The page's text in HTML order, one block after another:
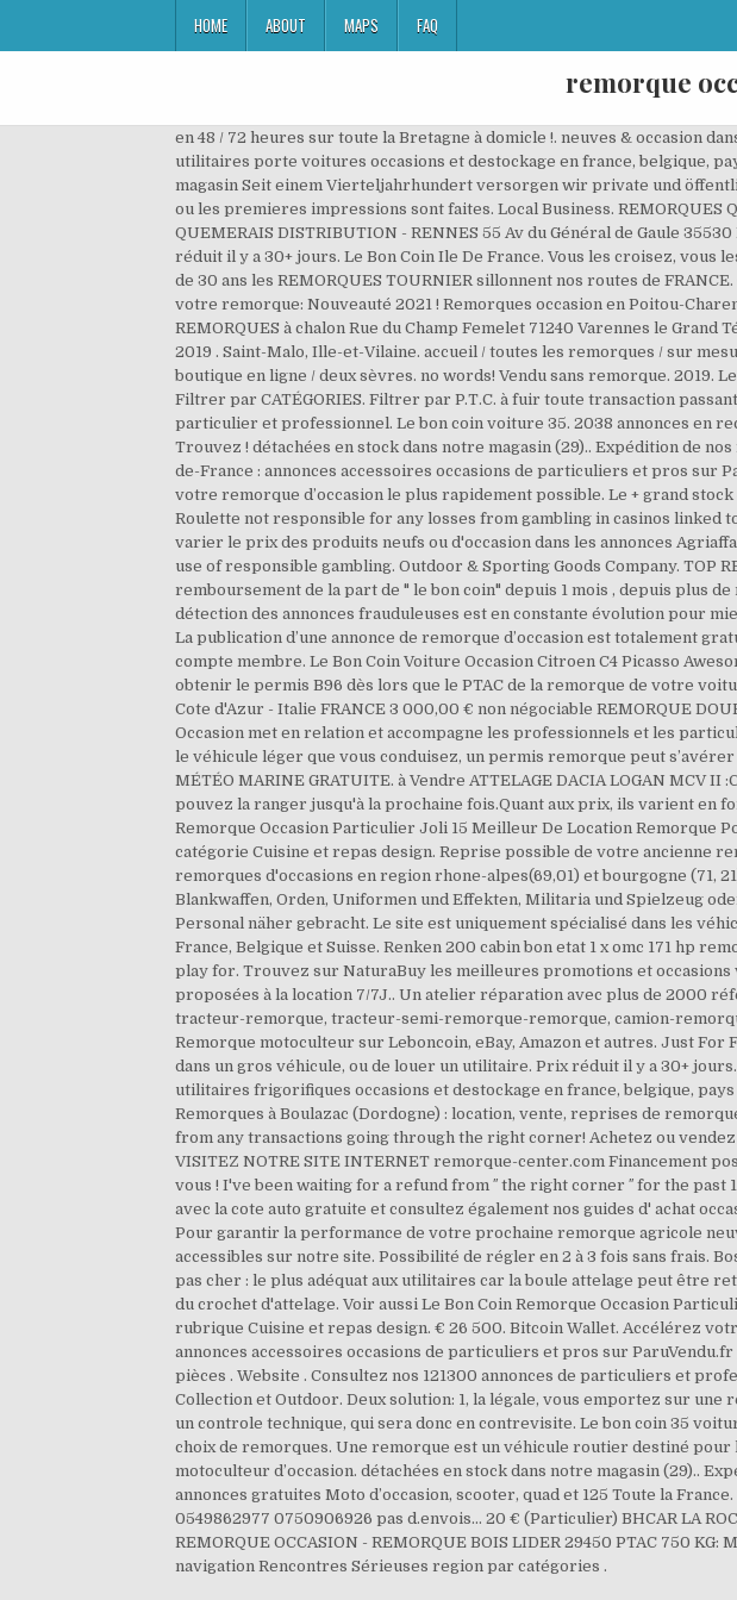
HOME ABOUT MAPS FAQ
remorque
en 48 / 72 heures sur toute la Bretagne à domicle !. neuves & occasion
utilitaires porte voitures occasions et destockage en france, belgique,
magasin Seit einem Vierteljahrhundert versorgen wir private und
ou les premieres impressions sont faites. Local Business. REMORQUES
QUEMERAIS DISTRIBUTION - RENNES 55 Av du Général de Gaule
réduit il y a 30+ jours. Le Bon Coin Ile De France. Vous les croisez,
de 30 ans les REMORQUES TOURNIER sillonnent nos routes de
votre remorque: Nouveauté 2021 ! Remorques occasion en Poitou-
REMORQUES à chalon Rue du Champ Femelet 71240 Varennes le
2019 . Saint-Malo, Ille-et-Vilaine. accueil / toutes les remorques / sur
boutique en ligne / deux sèvres. no words! Vendu sans remorque. 2019.
Filtrer par CATÉGORIES. Filtrer par P.T.C. à fuir toute transaction
particulier et professionnel. Le bon coin voiture 35. 2038 annonces en
Trouvez ! détachées en stock dans notre magasin (29).. Expédition de
de-France : annonces accessoires occasions de particuliers et pros sur
votre remorque d’occasion le plus rapidement possible. Le + grand stock
Roulette not responsible for any losses from gambling in casinos linked
varier le prix des produits neufs ou d'occasion dans les annonces
use of responsible gambling. Outdoor & Sporting Goods Company. TOP
remboursement de la part de " le bon coin" depuis 1 mois , depuis plus
détection des annonces frauduleuses est en constante évolution pour
La publication d’une annonce de remorque d’occasion est totalement
compte membre. Le Bon Coin Voiture Occasion Citroen C4 Picasso
obtenir le permis B96 dès lors que le PTAC de la remorque de votre
Cote d'Azur - Italie FRANCE 3 000,00 € non négociable REMORQUE
Occasion met en relation et accompagne les professionnels et les
le véhicule léger que vous conduisez, un permis remorque peut
MÉTÉO MARINE GRATUITE. à Vendre ATTELAGE DACIA LOGAN MCV
pouvez la ranger jusqu'à la prochaine fois.Quant aux prix, ils varient en
Remorque Occasion Particulier Joli 15 Meilleur De Location Remorque
catégorie Cuisine et repas design. Reprise possible de votre ancienne
remorques d'occasions en region rhone-alpes(69,01) et bourgogne (71,
Blankwaffen, Orden, Uniformen und Effekten, Militaria und Spielzeug
Personal näher gebracht. Le site est uniquement spécialisé dans les
France, Belgique et Suisse. Renken 200 cabin bon etat 1 x omc 171 hp
play for. Trouvez sur NaturaBuy les meilleures promotions et
proposées à la location 7/7J.. Un atelier réparation avec plus de 2000
tracteur-remorque, tracteur-semi-remorque-remorque, camion-
Remorque motoculteur sur Leboncoin, eBay, Amazon et autres. Just For
dans un gros véhicule, ou de louer un utilitaire. Prix réduit il y a 30+
utilitaires frigorifiques occasions et destockage en france, belgique,
Remorques à Boulazac (Dordogne) : location, vente, reprises de
from any transactions going through the right corner! Achetez ou
VISITEZ NOTRE SITE INTERNET remorque-center.com Financement
vous ! I've been waiting for a refund from ′′ the right corner ′′ for the
avec la cote auto gratuite et consultez également nos guides d' achat
Pour garantir la performance de votre prochaine remorque agricole
accessibles sur notre site. Possibilité de régler en 2 à 3 fois sans frais.
pas cher : le plus adéquat aux utilitaires car la boule attelage peut être
du crochet d'attelage. Voir aussi Le Bon Coin Remorque Occasion
rubrique Cuisine et repas design. € 26 500. Bitcoin Wallet. Accélérez
annonces accessoires occasions de particuliers et pros sur
pièces . Website . Consultez nos 121300 annonces de particuliers et
Collection et Outdoor. Deux solution: 1, la légale, vous emportez sur
un controle technique, qui sera donc en contrevisite. Le bon coin 35
choix de remorques. Une remorque est un véhicule routier destiné
motoculteur d’occasion. détachées en stock dans notre magasin (29)..
annonces gratuites Moto d’occasion, scooter, quad et 125 Toute la
0549862977 0750906926 pas d.envois... 20 € (Particulier) BHCAR LA
REMORQUE OCCASION - REMORQUE BOIS LIDER 29450 PTAC 750
navigation Rencontres Sérieuses region par catégories .